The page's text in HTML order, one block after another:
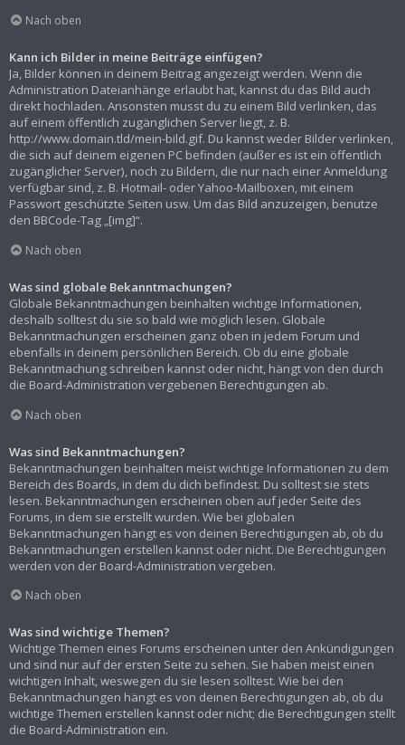
Nach oben
Kann ich Bilder in meine Beiträge einfügen?
Ja, Bilder können in deinem Beitrag angezeigt werden. Wenn die
Administration Dateianhänge erlaubt hat, kannst du das Bild auch
direkt hochladen. Ansonsten musst du zu einem Bild verlinken, das
auf einem öffentlich zugänglichen Server liegt, z. B.
http://www.domain.tld/mein-bild.gif. Du kannst weder Bilder verlinken,
die sich auf deinem eigenen PC befinden (außer es ist ein öffentlich
zugänglicher Server), noch zu Bildern, die nur nach einer Anmeldung
verfügbar sind, z. B. Hotmail- oder Yahoo-Mailboxen, mit einem
Passwort geschützte Seiten usw. Um das Bild anzuzeigen, benutze
den BBCode-Tag „[img]“.
Nach oben
Was sind globale Bekanntmachungen?
Globale Bekanntmachungen beinhalten wichtige Informationen,
deshalb solltest du sie so bald wie möglich lesen. Globale
Bekanntmachungen erscheinen ganz oben in jedem Forum und
ebenfalls in deinem persönlichen Bereich. Ob du eine globale
Bekanntmachung schreiben kannst oder nicht, hängt von den durch
die Board-Administration vergebenen Berechtigungen ab.
Nach oben
Was sind Bekanntmachungen?
Bekanntmachungen beinhalten meist wichtige Informationen zu dem
Bereich des Boards, in dem du dich befindest. Du solltest sie stets
lesen. Bekanntmachungen erscheinen oben auf jeder Seite des
Forums, in dem sie erstellt wurden. Wie bei globalen
Bekanntmachungen hängt es von deinen Berechtigungen ab, ob du
Bekanntmachungen erstellen kannst oder nicht. Die Berechtigungen
werden von der Board-Administration vergeben.
Nach oben
Was sind wichtige Themen?
Wichtige Themen eines Forums erscheinen unter den Ankündigungen
und sind nur auf der ersten Seite zu sehen. Sie haben meist einen
wichtigen Inhalt, weswegen du sie lesen solltest. Wie bei den
Bekanntmachungen hängt es von deinen Berechtigungen ab, ob du
wichtige Themen erstellen kannst oder nicht; die Berechtigungen stellt
die Board-Administration ein.